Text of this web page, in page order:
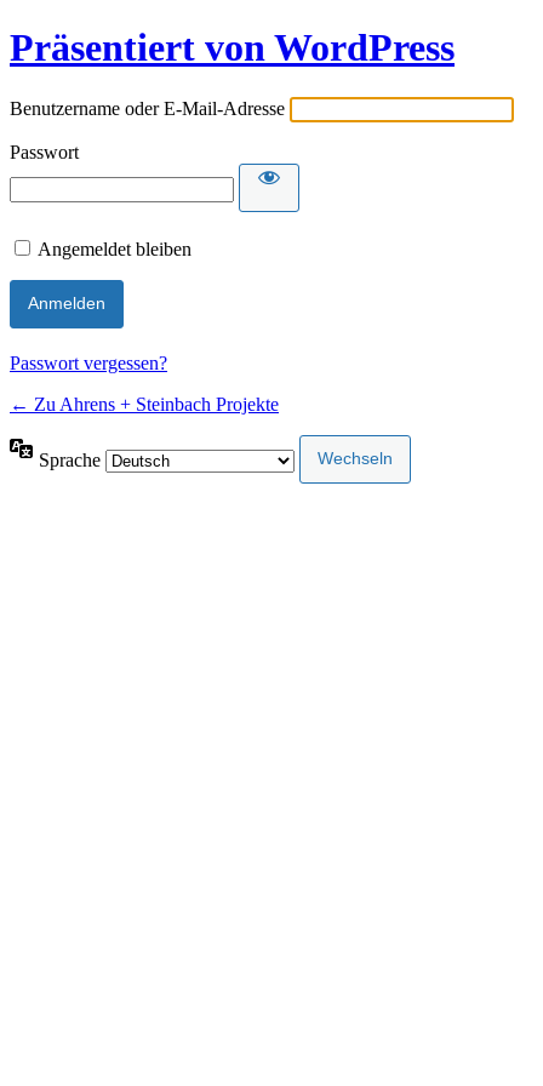
Präsentiert von WordPress
Benutzername oder E-Mail-Adresse
Passwort
Angemeldet bleiben
Passwort vergessen?
← Zu Ahrens + Steinbach Projekte
Sprache